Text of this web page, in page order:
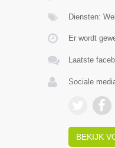
Diensten:
Er wordt
Laatste
Sociale
BEKIJK